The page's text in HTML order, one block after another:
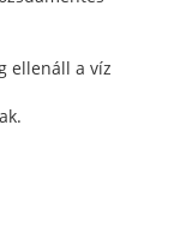
ellenáll a víz